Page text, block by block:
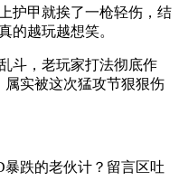
护甲就挨了一枪轻伤，结
的越玩越想笑。
斗，老玩家打法彻底作
实被这次猛攻节狠狠伤
跌的老伙计？留言区吐